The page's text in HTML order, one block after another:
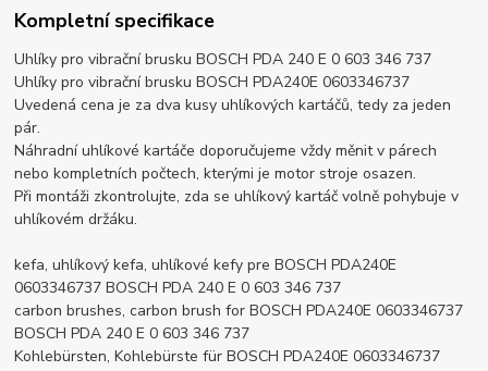
Kompletní specifikace
Uhlíky pro vibrační brusku BOSCH PDA 240 E 0 603 346 737
Uhlíky pro vibrační brusku BOSCH PDA240E 0603346737
Uvedená cena je za dva kusy uhlíkových kartáčů, tedy za jeden
pár.
Náhradní uhlíkové kartáče doporučujeme vždy měnit v párech
nebo kompletních počtech, kterými je motor stroje osazen.
Při montáži zkontrolujte, zda se uhlíkový kartáč volně pohybuje v
uhlíkovém držáku.
kefa, uhlíkový kefa, uhlíkové kefy pre BOSCH PDA240E
0603346737 BOSCH PDA 240 E 0 603 346 737
carbon brushes, carbon brush for BOSCH PDA240E 0603346737
BOSCH PDA 240 E 0 603 346 737
Kohlebürsten, Kohlebürste für BOSCH PDA240E 0603346737